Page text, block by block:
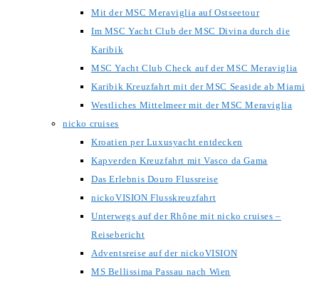
Mit der MSC Meraviglia auf Ostseetour
Im MSC Yacht Club der MSC Divina durch die
Karibik
MSC Yacht Club Check auf der MSC Meraviglia
Karibik Kreuzfahrt mit der MSC Seaside ab Miami
Westliches Mittelmeer mit der MSC Meraviglia
nicko cruises
Kroatien per Luxusyacht entdecken
Kapverden Kreuzfahrt mit Vasco da Gama
Das Erlebnis Douro Flussreise
nickoVISION Flusskreuzfahrt
Unterwegs auf der Rhône mit nicko cruises –
Reisebericht
Adventsreise auf der nickoVISION
MS Bellissima Passau nach Wien